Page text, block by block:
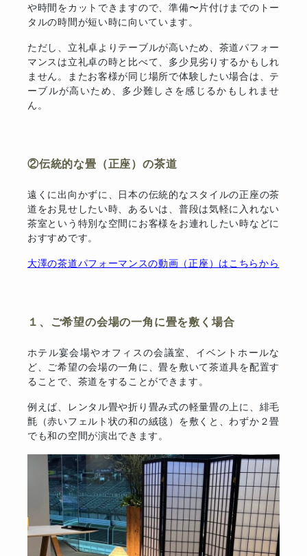
や時間をカットできますので、準備〜片付けまでのトー
タルの時間が短い時に向いています。
ただし、立礼卓よりテーブルが高いため、茶道パフォー
マンスは立礼卓の時と比べて、多少見劣りするかもしれ
ません。またお客様が同じ場所で体験したい場合は、テ
ーブルが高いため、多少難しさを感じるかもしれませ
ん。
②伝統的な畳（正座）の茶道
遠くに出向かずに、日本の伝統的なスタイルの正座の茶
道をお見せしたい時、あるいは、普段は気軽に入れない
茶室という特別な空間にお客様をお連れしたい時などに
おすすめです。
大澤の茶道パフォーマンスの動画（正座）はこちらから
１、ご希望の会場の一角に畳を敷く場合
ホテル宴会場やオフィスの会議室、イベントホールな
ど、ご希望の会場の一角に、畳を敷いて茶道具を配置す
ることで、茶道をすることができます。
例えば、レンタル畳や折り畳み式の軽量畳の上に、緋毛
氈（赤いフェルト状の和の絨毯）を敷くと、わずか２畳
でも和の空間が演出できます。